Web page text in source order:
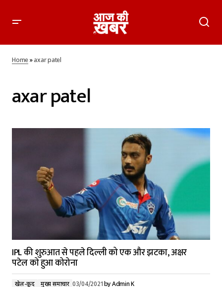
Home»axar patel
axar patel
IPL की शुरुआत से पहले दिल्ली को एक और झटका, अक्षर
पटेल को हुआ कोरोना
खेल-कूद मुख्य समाचार 03/04/2021byAdmin K